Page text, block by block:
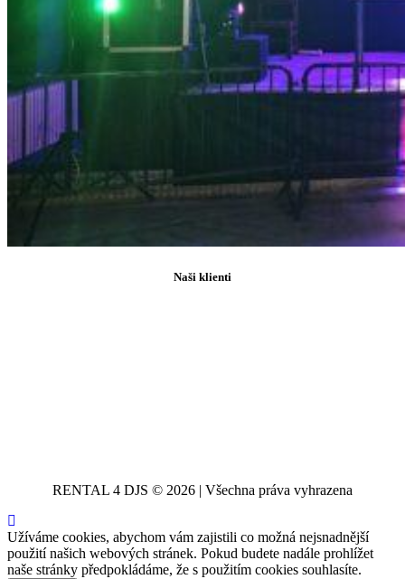
Naši klienti
RENTAL 4 DJS © 2026 | Všechna práva vyhrazena
Užíváme cookies, abychom vám zajistili co možná nejsnadnější
použití našich webových stránek. Pokud budete nadále prohlížet
naše stránky předpokládáme, že s použitím cookies souhlasíte.